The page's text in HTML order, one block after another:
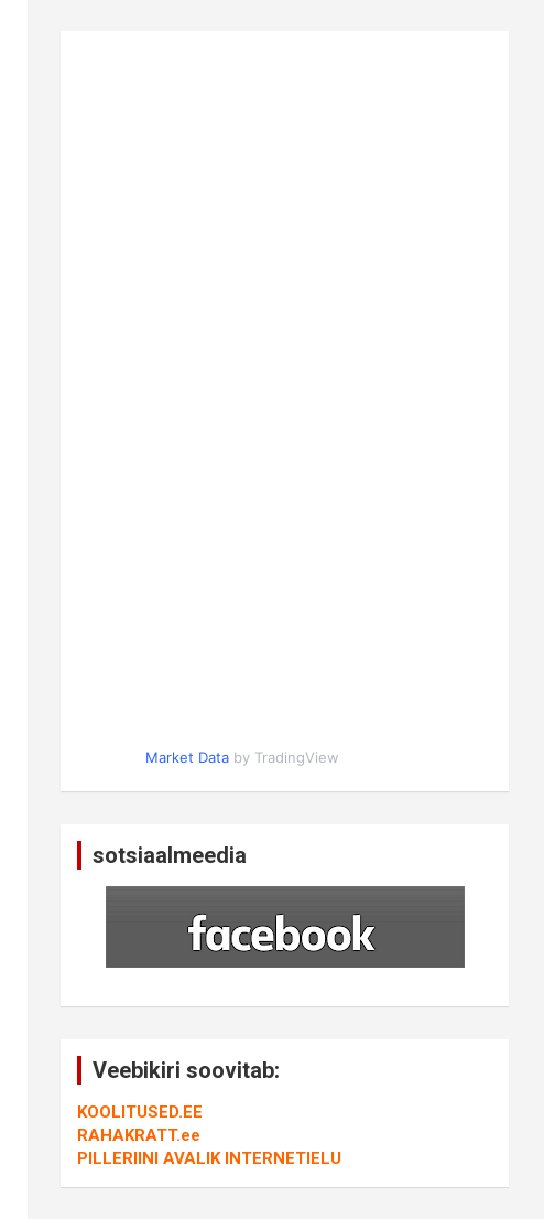
Market Data by TradingView
sotsiaalmeedia
Veebikiri soovitab:
KOOLITUSED.EE
RAHAKRATT.ee
PILLERIINI AVALIK INTERNETIELU